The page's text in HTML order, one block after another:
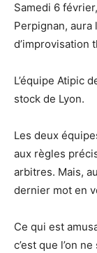
Samedi 6
Perpignan,
d’improvisation
L’équipe Atipic
stock de Lyon.
Les deux
aux règles
arbitres. Mais,
dernier mot en
Ce qui est
c’est que l’on